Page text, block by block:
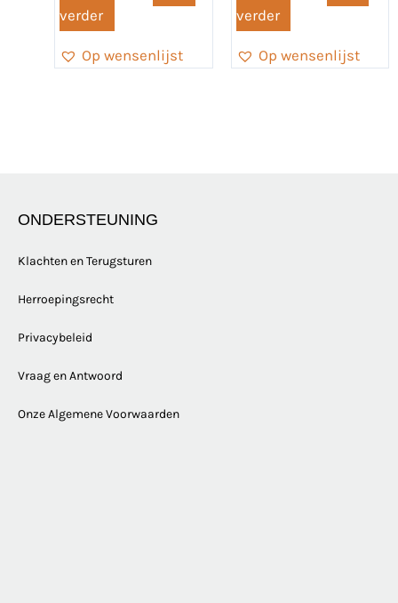
verder
Op wensenlijst
verder
Op wensenlijst
ONDERSTEUNING
Klachten en Terugsturen
Herroepingsrecht
Privacybeleid
Vraag en Antwoord
Onze Algemene Voorwaarden